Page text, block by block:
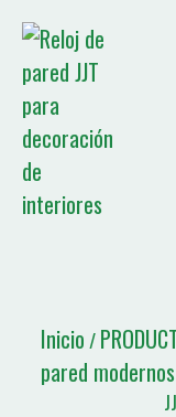
Inicio /
pared modernos